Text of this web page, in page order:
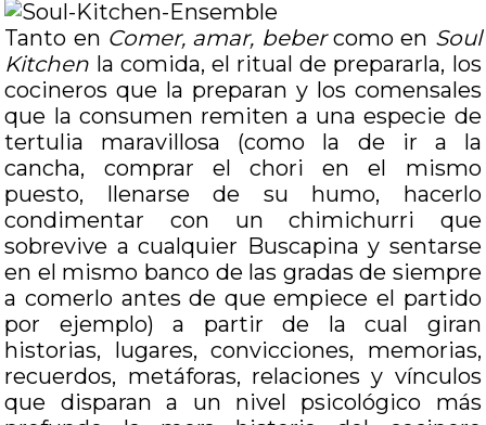
Tanto en Comer, amar, bebercomo en Soul
Kitchen la comida, el ritual de prepararla, los
cocineros que la preparan y los comensales
que la consumen remiten a una especie de
tertulia maravillosa (como la de ir a la
cancha, comprar el chori en el mismo
puesto, llenarse de su humo, hacerlo
condimentar con un chimichurri que
sobrevive a cualquier Buscapina y sentarse
en el mismo banco de las gradas de siempre
a comerlo antes de que empiece el partido
por ejemplo) a partir de la cual giran
historias, lugares, convicciones, memorias,
recuerdos, metáforas, relaciones y vínculos
que disparan a un nivel psicológico más